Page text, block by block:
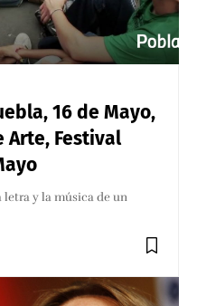
16 de Mayo,
Arte, Festival
y la música de un